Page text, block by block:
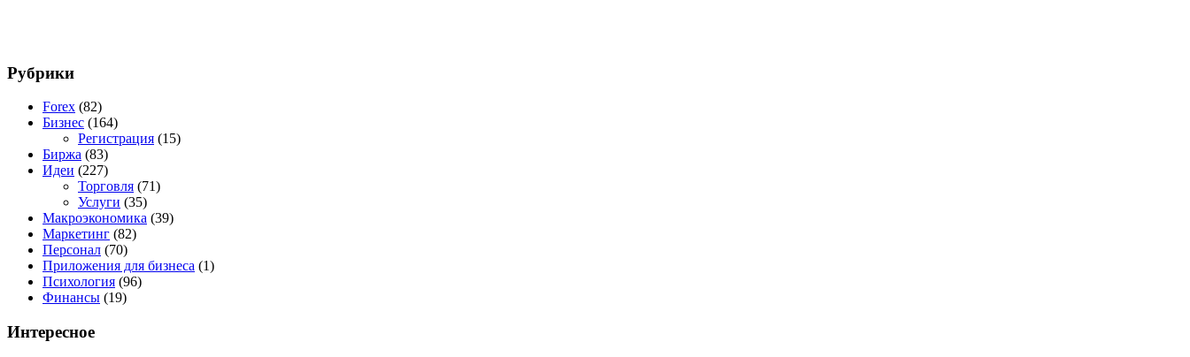
Рубрики
Forex (82)
Бизнес (164)
Регистрация (15)
Биржа (83)
Идеи (227)
Торговля (71)
Услуги (35)
Макроэкономика (39)
Маркетинг (82)
Персонал (70)
Приложения для бизнеса (1)
Психология (96)
Финансы (19)
Интересное